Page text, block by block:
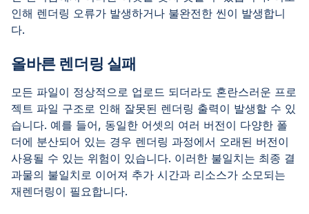
인해 렌더링 오류가 발생하거나 불완전한 씬이 발생합니
다.
올바른 렌더링 실패
모든 파일이 정상적으로 업로드 되더라도 혼란스러운 프로
젝트 파일 구조로 인해 잘못된 렌더링 출력이 발생할 수 있
습니다. 예를 들어, 동일한 어셋의 여러 버전이 다양한 폴
더에 분산되어 있는 경우 렌더링 과정에서 오래된 버전이
사용될 수 있는 위험이 있습니다. 이러한 불일치는 최종 결
과물의 불일치로 이어져 추가 시간과 리소스가 소모되는
재렌더링이 필요합니다.